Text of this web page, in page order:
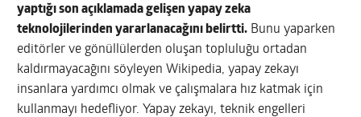
yaptığı son açıklamada gelişen yapay zeka
teknolojilerinden yararlanacağını belirtti. Bunu yaparken
editörler ve gönüllülerden oluşan topluluğu ortadan
kaldırmayacağını söyleyen Wikipedia, yapay zekayı
insanlara yardımcı olmak ve çalışmalara hız katmak için
kullanmayı hedefliyor. Yapay zekayı, teknik engelleri